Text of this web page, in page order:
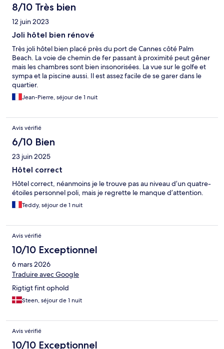
8/10 Très bien
12 juin 2023
Joli hôtel bien rénové
Très joli hôtel bien placé près du port de Cannes côté Palm
Beach. La voie de chemin de fer passant à proximité peut gêner
mais les chambres sont bien insonorisées. La vue sur le golfe et
sympa et la piscine aussi. Il est assez facile de se garer dans le
quartier.
Jean-Pierre, séjour de 1 nuit
Avis vérifié
6/10 Bien
23 juin 2025
Hôtel correct
Hôtel correct, néanmoins je le trouve pas au niveau d’un quatre-
étoiles personnel poli, mais je regrette le manque d’attention.
Teddy, séjour de 1 nuit
Avis vérifié
10/10 Exceptionnel
6 mars 2026
Traduire avec Google
Rigtigt fint ophold
Steen, séjour de 1 nuit
Avis vérifié
10/10 Exceptionnel